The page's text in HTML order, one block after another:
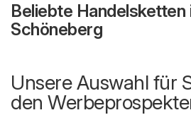
Beliebte Handelsketten
Schöneberg
Unsere Auswahl für
den